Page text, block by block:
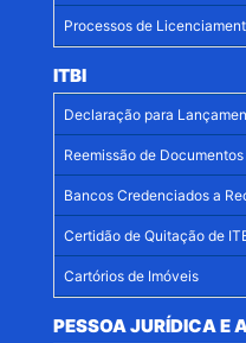
Processos de
ITBI
Declaração para
Reemissão de
Bancos Credenciados a
Certidão de Quitação de
Cartórios de Imóveis
PESSOA JURÍDICA E